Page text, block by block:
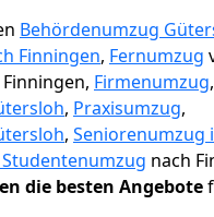
Behördenumzug
Finningen, Fernumzug
Firmenumzug,
, Praxisumzug,
, Seniorenumzug
Studentenumzug nach
die besten Angebote